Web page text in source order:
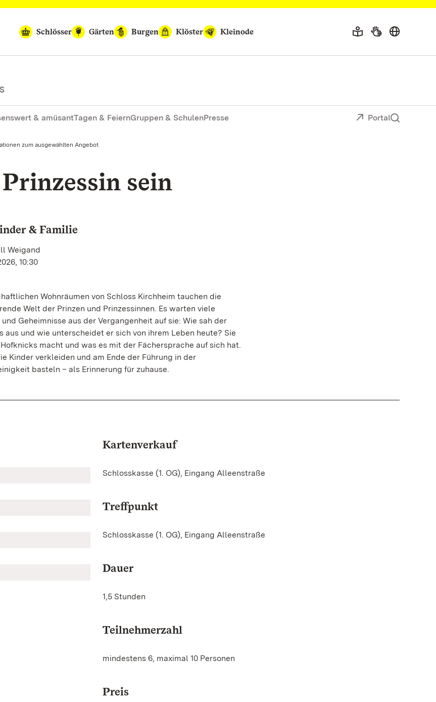
Schlösser
Gärten Burgen Klöster Kleinode
& amüsantTagen & FeiernGruppen & SchulenPresse Portal
zum ausgewählten Angebot
sein
& Familie
Weigand
10:30
Wohnräumen von Schloss Kirchheim tauchen die
Welt der Prinzen und Prinzessinnen. Es warten viele
Geheimnisse aus der Vergangenheit auf sie: Wie sah der
und wie unterscheidet er sich von ihrem Leben heute? Sie
macht und was es mit der Fächersprache auf sich hat.
Kinder verkleiden und am Ende der Führung in der
basteln – als Erinnerung für zuhause.
Kartenverkauf
Schlosskasse (1. OG), Eingang Alleenstraße
Treffpunkt
Schlosskasse (1. OG), Eingang Alleenstraße
Dauer
1,5 Stunden
Teilnehmerzahl
mindestens 6, maximal 10 Personen
Preis